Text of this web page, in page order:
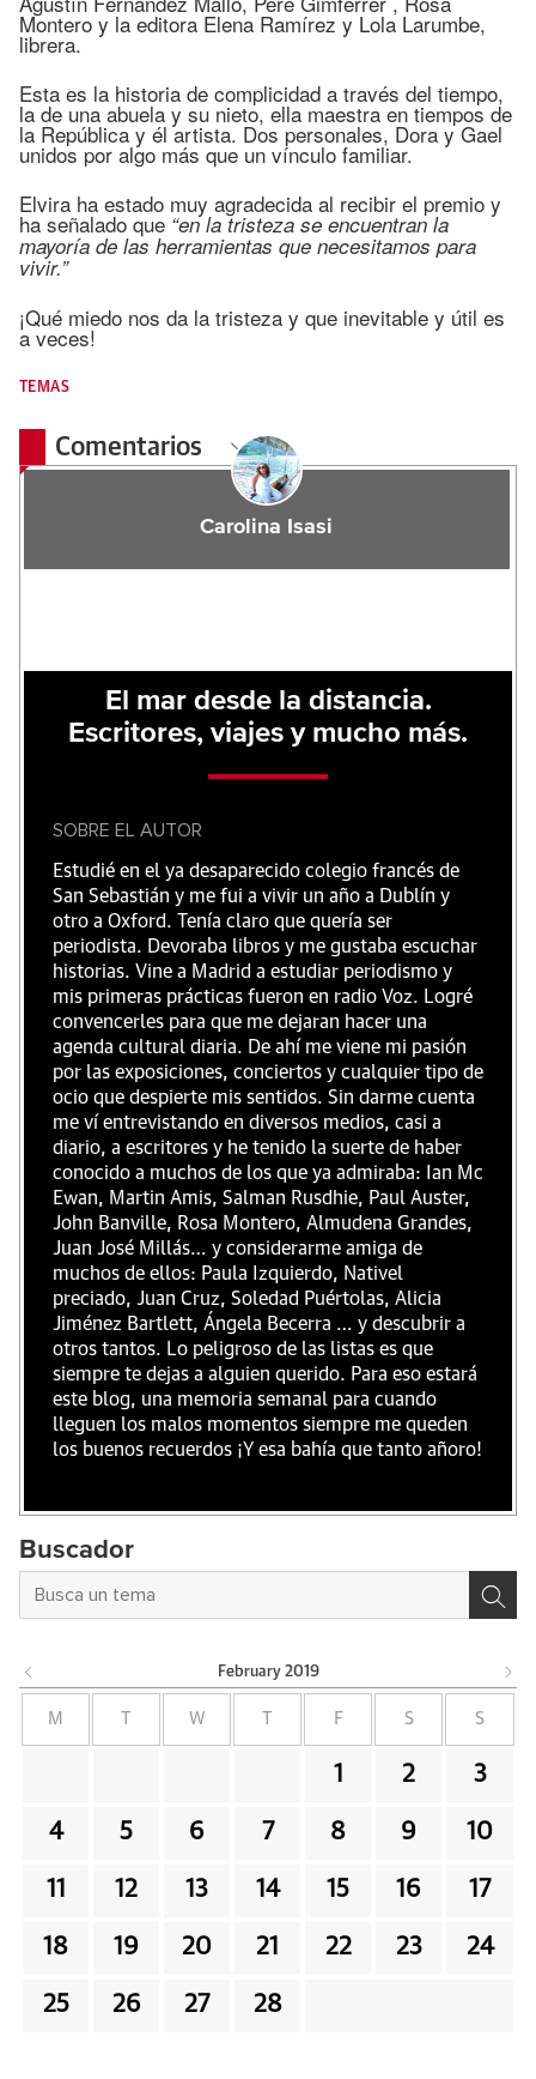
Montero y la editora Elena Ramírez y Lola Larumbe,
librera.
Esta es la historia de complicidad a través del tiempo,
la de una abuela y su nieto, ella maestra en tiempos de
la República y él artista. Dos personales, Dora y Gael
unidos por algo más que un vínculo familiar.
Elvira ha estado muy agradecida al recibir el premio y
ha señalado que “en la tristeza se encuentran la
mayoría de las herramientas que necesitamos para
vivir.”
¡Qué miedo nos da la tristeza y que inevitable y útil es
a veces!
TEMAS
Comentarios
Carolina Isasi
El mar desde la distancia.
Escritores, viajes y mucho más.
SOBRE EL AUTOR
Estudié en el ya desaparecido colegio francés de
San Sebastián y me fui a vivir un año a Dublín y
otro a Oxford. Tenía claro que quería ser
periodista. Devoraba libros y me gustaba escuchar
historias. Vine a Madrid a estudiar periodismo y
mis primeras prácticas fueron en radio Voz. Logré
convencerles para que me dejaran hacer una
agenda cultural diaria. De ahí me viene mi pasión
por las exposiciones, conciertos y cualquier tipo de
ocio que despierte mis sentidos. Sin darme cuenta
me ví entrevistando en diversos medios, casi a
diario, a escritores y he tenido la suerte de haber
conocido a muchos de los que ya admiraba: Ian Mc
Ewan, Martin Amis, Salman Rusdhie, Paul Auster,
John Banville, Rosa Montero, Almudena Grandes,
Juan José Millás… y considerarme amiga de
muchos de ellos: Paula Izquierdo, Nativel
preciado, Juan Cruz, Soledad Puértolas, Alicia
Jiménez Bartlett, Ángela Becerra … y descubrir a
otros tantos. Lo peligroso de las listas es que
siempre te dejas a alguien querido. Para eso estará
este blog, una memoria semanal para cuando
lleguen los malos momentos siempre me queden
los buenos recuerdos ¡Y esa bahía que tanto añoro!
Buscador
February 2019
M W F S S
1 2 3
4 5 6 7 8 9 10
11 12 13 14 15 16 17
18 19 20 21 22 23 24
25 26 27 28